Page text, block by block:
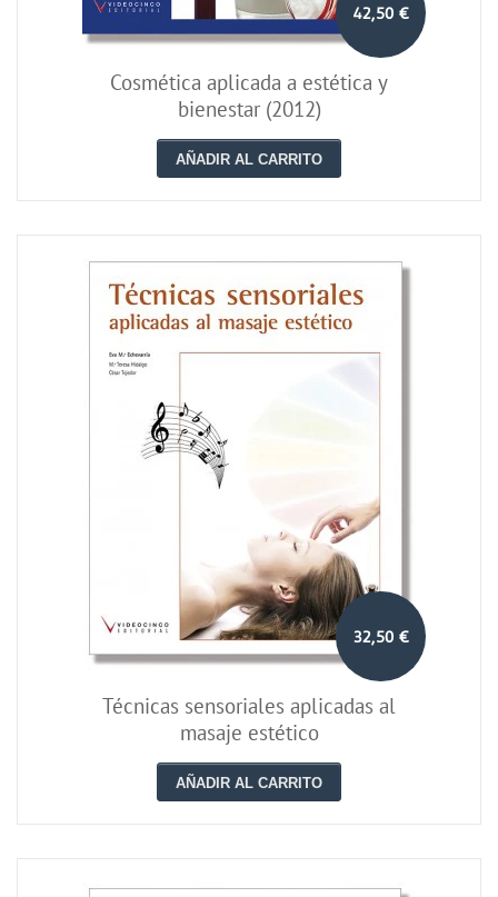
42,50 €
Cosmética aplicada a estética y
bienestar (2012)
AÑADIR AL CARRITO
32,50 €
Técnicas sensoriales aplicadas al
masaje estético
AÑADIR AL CARRITO